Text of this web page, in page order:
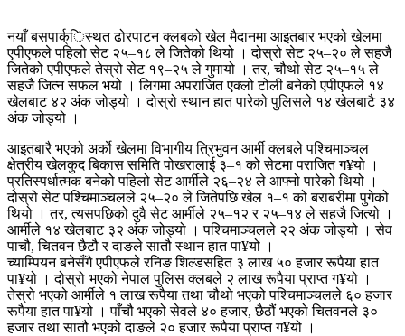
नयाँ बसपार्क्िस्थत ढोरपाटन क्लबको खेल मैदानमा आइतबार भएको खेलमा
एपीएफले पहिलो सेट २५–१८ ले जितेको थियो । दोस्रो सेट २५–२० ले सहजै
जितेको एपीएफले तेस्रो सेट १९–२५ ले गुमायो । तर, चौथो सेट २५–१५ ले
सहजै जित्न सफल भयो । लिगमा अपराजित एक्लो टोली बनेको एपीएफले १४
खेलबाट ४२ अंक जोड्यो । दोस्रो स्थान हात पारेको पुलिसले १४ खेलबाटै ३४
अंक जोड्यो ।
आइतबारै भएको अर्काे खेलमा विभागीय त्रिभुवन आर्मी क्लबले पश्चिमाञ्चल
क्षेत्रीय खेलकुद बिकास समिति पोखरालाई ३–१ को सेटमा पराजित ग¥यो ।
प्रतिस्पर्धात्मक बनेको पहिलो सेट आर्मीले २६–२४ ले आफ्नो पारेको थियो ।
दोस्रो सेट पश्चिमाञ्चलले २५–२० ले जितेपछि खेल १–१ को बराबरीमा पुगेको
थियो । तर, त्यसपछिको दुवै सेट आर्मीले २५–१२ र २५–१४ ले सहजै जित्यो ।
आर्मीले १४ खेलबाट ३२ अंक जोड्यो । पश्चिमाञ्चलले २२ अंक जोड्यो । सेव
पाचौ, चितवन छैटौ र दाङले सातौ स्थान हात पा¥यो ।
च्याम्पियन बनेसँगै एपीएफले रनिङ शिल्डसहित ३ लाख ५० हजार रूपैया हात
पा¥यो । दोस्रो भएको नेपाल पुलिस क्लबले २ लाख रूपैया प्राप्त ग¥यो ।
तेस्रो भएको आर्मीले १ लाख रूपैया तथा चौथो भएको पश्चिमाञ्चलले ६० हजार
रूपैया हात पा¥यो । पाँचौ भएको सेवले ४० हजार, छैठौं भएको चितवनले ३०
हजार तथा सातौ भएको दाङले २० हजार रूपैया प्राप्त ग¥यो ।